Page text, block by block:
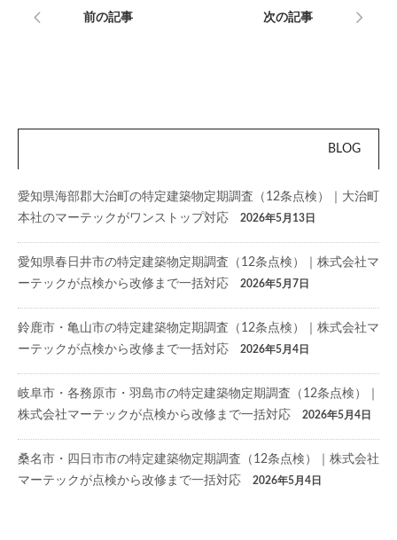
前の記事 次の記事
BLOG
愛知県海部郡大治町の特定建築物定期調査（12条点検）｜大治町
本社のマーテックがワンストップ対応
2026年5月13日
愛知県春日井市の特定建築物定期調査（12条点検）｜株式会社マ
ーテックが点検から改修まで一括対応
2026年5月7日
鈴鹿市・亀山市の特定建築物定期調査（12条点検）｜株式会社マ
ーテックが点検から改修まで一括対応
2026年5月4日
岐阜市・各務原市・羽島市の特定建築物定期調査（12条点検）｜
株式会社マーテックが点検から改修まで一括対応
2026年5月4日
桑名市・四日市市の特定建築物定期調査（12条点検）｜株式会社
マーテックが点検から改修まで一括対応
2026年5月4日